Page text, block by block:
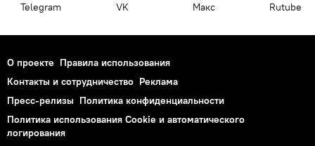
Telegram VK Макс Rutube
О проекте Правила использования
Контакты и сотрудничество Реклама
Пресс-релизы Политика конфиденциальности
Политика использования Cookie и автоматического
логирования